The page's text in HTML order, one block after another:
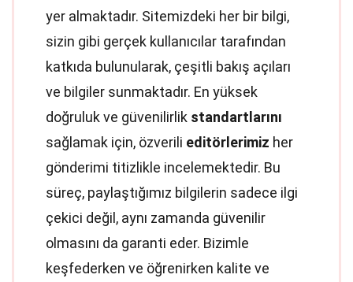
yer almaktadır. Sitemizdeki her bir bilgi,
sizin gibi gerçek kullanıcılar tarafından
katkıda bulunularak, çeşitli bakış açıları
ve bilgiler sunmaktadır. En yüksek
doğruluk ve güvenilirlik standartlarını
sağlamak için, özverili editörlerimiz her
gönderimi titizlikle incelemektedir. Bu
süreç, paylaştığımız bilgilerin sadece ilgi
çekici değil, aynı zamanda güvenilir
olmasını da garanti eder. Bizimle
keşfederken ve öğrenirken kalite ve